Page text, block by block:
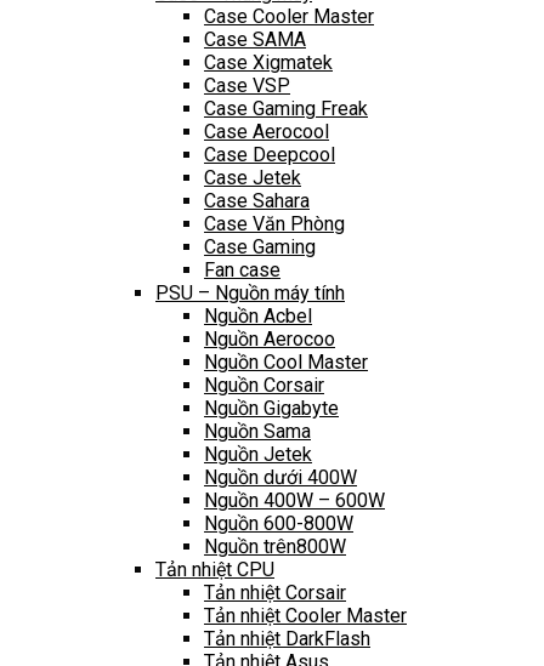
Case Cooler Master
Case SAMA
Case Xigmatek
Case VSP
Case Gaming Freak
Case Aerocool
Case Deepcool
Case Jetek
Case Sahara
Case Văn Phòng
Case Gaming
Fan case
PSU – Nguồn máy tính
Nguồn Acbel
Nguồn Aerocoo
Nguồn Cool Master
Nguồn Corsair
Nguồn Gigabyte
Nguồn Sama
Nguồn Jetek
Nguồn dưới 400W
Nguồn 400W – 600W
Nguồn 600-800W
Nguồn trên800W
Tản nhiệt CPU
Tản nhiệt Corsair
Tản nhiệt Cooler Master
Tản nhiệt DarkFlash